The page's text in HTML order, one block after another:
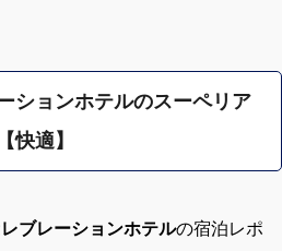
ションホテルのスーペリア
快適】
ブレーションホテルの宿泊レポ